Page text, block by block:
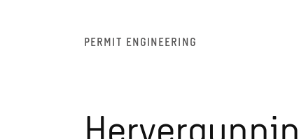
PERMIT ENGINEERING